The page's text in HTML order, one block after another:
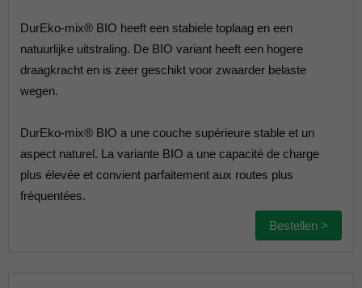
DurEko-mix® BIO heeft een stabiele toplaag en een
natuurlijke uitstraling. De BIO variant heeft een hogere
draagkracht en is zeer geschikt voor zwaarder belaste
wegen.
DurEko-mix® BIO a une couche supérieure stable et un
aspect naturel. La variante BIO a une capacité de charge
plus élevée et convient parfaitement aux routes plus
fréquentées.
Bestellen >